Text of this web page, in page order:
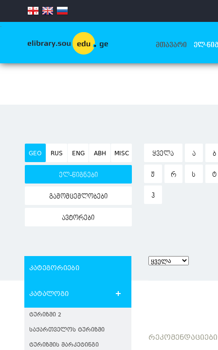
.
ᲛᲗᲐᲕᲐᲠᲘ ᲔᲚ-
GEO RUS ENG ABH MISC
ელ-წიგნები
გამომცემლობები
ავტორები
ᲧᲕᲔᲚᲐ Ა Ბ
Ჟ Რ Ს Ტ
Ჰ
კატეგორიები
კატალოგი
ᲢᲣᲠᲘᲖᲛᲘ 2
ᲡᲐᲥᲐᲠᲗᲕᲔᲚᲝᲡ ᲢᲣᲠᲘᲖᲛᲘ
ᲢᲣᲠᲘᲖᲛᲘᲡ ᲛᲐᲠᲙᲔᲢᲘᲜᲒᲘ
ᲠᲔᲙᲝᲛᲔᲜᲓᲐᲪᲘᲔᲑᲘ